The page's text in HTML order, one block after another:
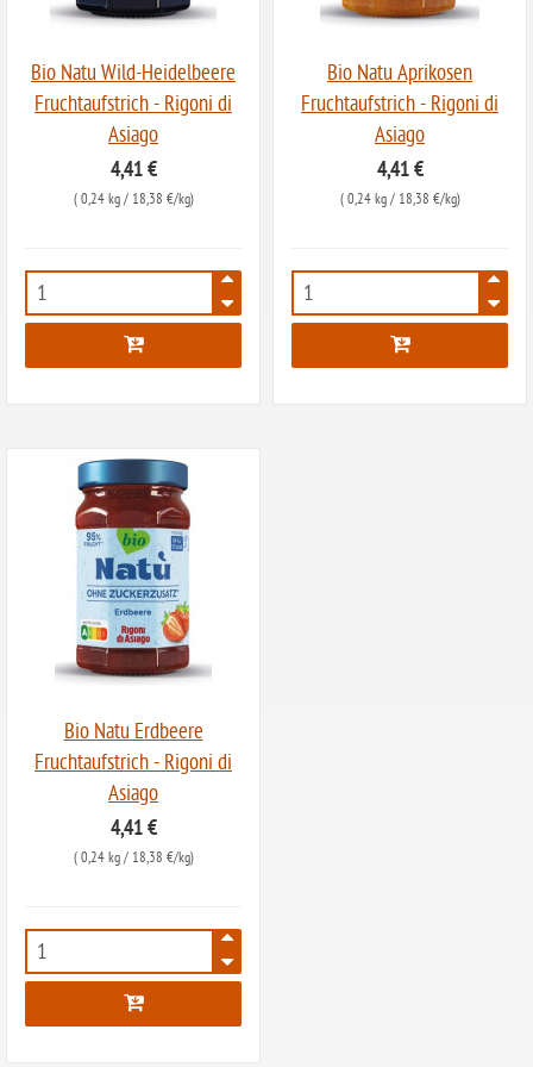
Sonnenblumen
ohne Palmöl
Bio Natu Wild-Heidelbeere
Fruchtaufstrich - Rigoni di
Asiago
4,41 €
( 0,24 kg/ 18,38 €/kg)
6867
Bio Natu Aprikosen
Fruchtaufstrich - Rigoni di
Asiago
4,41 €
( 0,24 kg/ 18,38 €/kg)
6868
Bio Natu Erdbeere
Fruchtaufstrich - Rigoni di
Asiago
4,41 €
( 0,24 kg/ 18,38 €/kg)
6869